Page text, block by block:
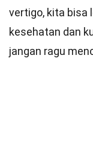
vertigo, kita bisa
kesehatan dan
jangan ragu